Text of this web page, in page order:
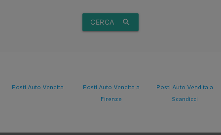
CERCA search
Posti Auto Vendita
Posti Auto Vendita a
Firenze
Posti Auto Vendita a
Scandicci